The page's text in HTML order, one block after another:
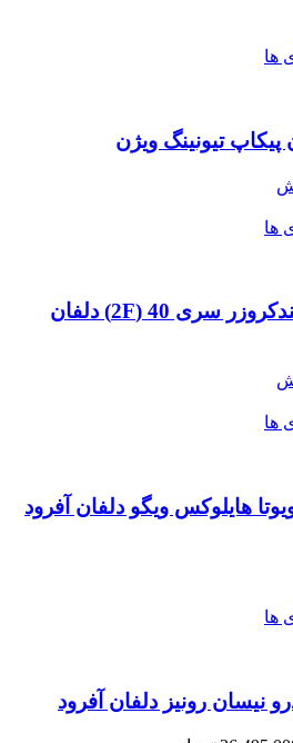
ها
تیونینگ ویژن
ها
سپر عقب تویوتا لندکروزر سری 40 (2F) دلفان
ها
هایلوکس ویگو دلفان آفرود
ها
نیسان رونیز دلفان آفرود